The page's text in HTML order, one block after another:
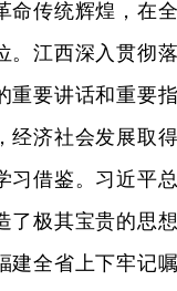
命传统辉煌，在
。江西深入贯彻
重要讲话和重要
经济社会发展取
习借鉴。习近平
了极其宝贵的思
建全省上下牢记